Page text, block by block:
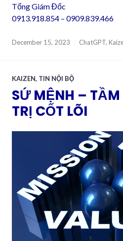
Tổng Giám Đốc
0913.918.854 – 0909.839.466
December 15, 2023 ChatGPT,
KAIZEN, TIN NỘI BỘ
SỨ MỆNH –
TRỊ CỐT LÕI